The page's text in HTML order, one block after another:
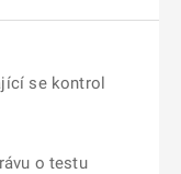
se kontrol
o testu